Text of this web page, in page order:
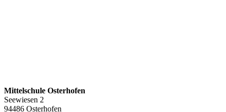
Mittelschule Osterhofen
Seewiesen 2
94486 Osterhofen